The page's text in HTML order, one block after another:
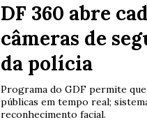
DF 360 abre
câmeras de
da polícia
Programa do GDF permite
públicas em tempo real;
reconhecimento facial.